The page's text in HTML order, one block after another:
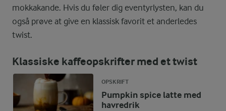
mokkakande. Hvis du føler dig eventyrlysten, kan du
også prøve at give en klassisk favorit et anderledes
twist.
Klassiske kaffeopskrifter med et twist
OPSKRIFT
Pumpkin spice latte med
havredrik